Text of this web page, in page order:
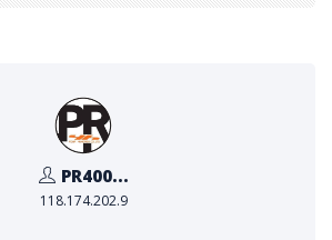
หาวิทยาลัย ไม่ใช่ มหาวิทยาลัยเลือกนักเ
ยนคือสิ่งที่ทุกครอบครัวให้ความสำคัญ สถ
บทุกขั้นตอนให้ชัดเจนตั้งแต่วันแรกที่นัก
ดินไปกับนักเรียนจนถึงวันสำเร็จการศึกษ
นักเรียนยังให้ Finn ดูแลต่อจนถึงระดับป
PR400...
118.174.202.9